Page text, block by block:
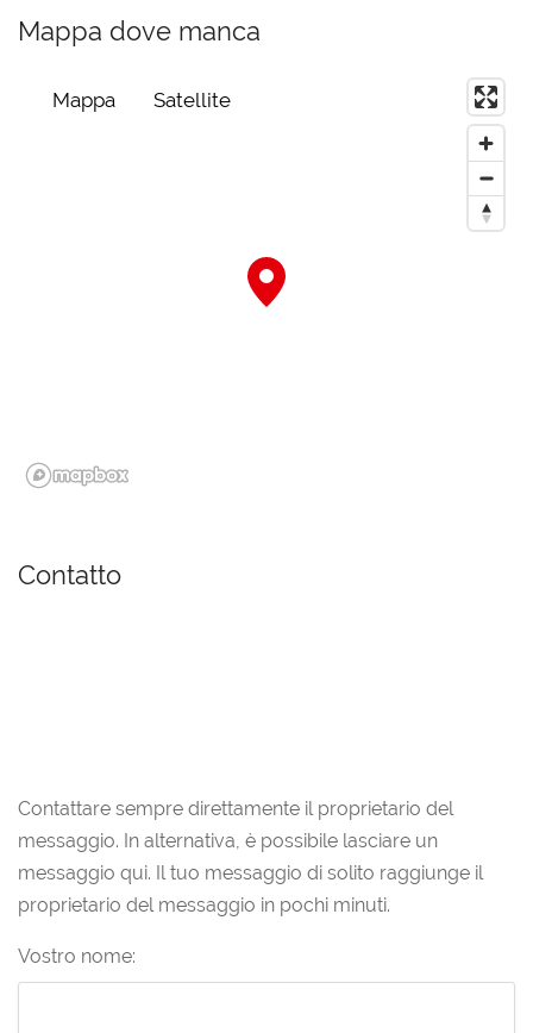
Mappa dove manca
Mappa Satellite
Contatto
Contattare sempre direttamente il proprietario del
messaggio. In alternativa, è possibile lasciare un
messaggio qui. Il tuo messaggio di solito raggiunge il
proprietario del messaggio in pochi minuti.
Vostro nome: